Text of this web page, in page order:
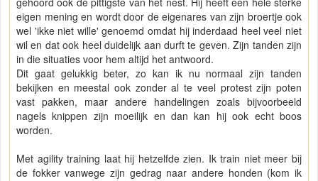
eigen mening en wordt door de eigenares van zijn broertje ook
wel 'ikke niet wille' genoemd omdat hij inderdaad heel veel niet
wil en dat ook heel duidelijk aan durft te geven. Zijn tanden zijn
in die situaties voor hem altijd het antwoord.
Dit gaat gelukkig beter, zo kan ik nu normaal zijn tanden
bekijken en meestal ook zonder al te veel protest zijn poten
vast pakken, maar andere handelingen zoals bijvoorbeeld
nagels knippen zijn moeilijk en dan kan hij ook echt boos
worden.
Met agility training laat hij hetzelfde zien. Ik train niet meer bij
de fokker vanwege zijn gedrag naar andere honden (kom ik